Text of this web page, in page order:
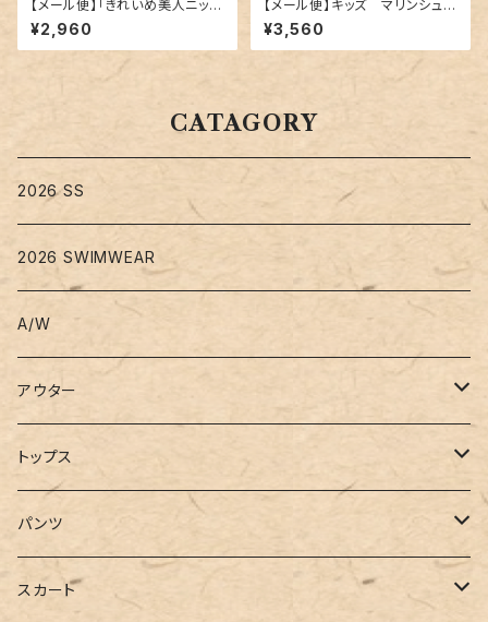
【メール便】「きれいめ美人ニッ
ト」ニット レディース きれいめ
ハイネック トップス／tops232
5
¥2,960
【メール便】キッズ マリンシュー
ズ／shoes176
¥3,560
CATAGORY
2026 SS
2026 SWIMWEAR
A/W
アウター
コート
ジャケット
ブルゾン
トップス
Tシャツ
カットソー
パンツ
デニム
スカート